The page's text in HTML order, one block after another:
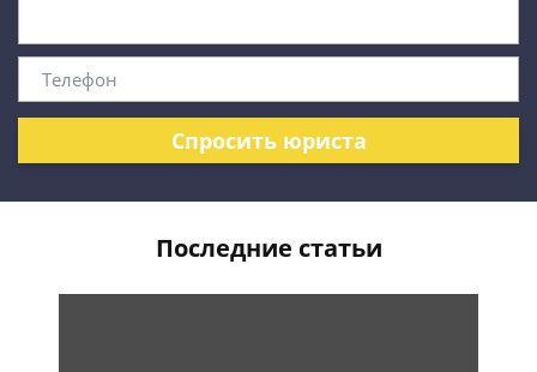
Спросить юриста
Последние статьи